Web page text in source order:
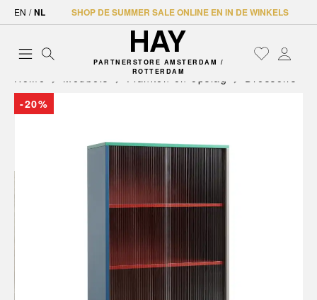
EN / NL SHOP DE SUMMER SALE ONLINE EN IN DE WINKELS
PARTNERSTORE AMSTERDAM /
ROTTERDAM
Home Meubels Planken en opslag
Dressoirs
-20%